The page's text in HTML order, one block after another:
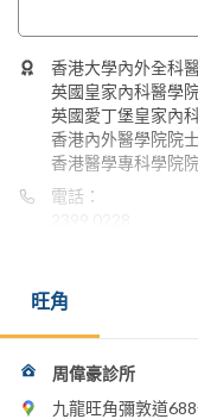
香港大學內外全科
英國皇家內科醫學
英國愛丁堡皇家內
香港內外醫學院院
香港醫學專科學院
電話：
旺角
周偉豪診所
九龍旺角彌敦道